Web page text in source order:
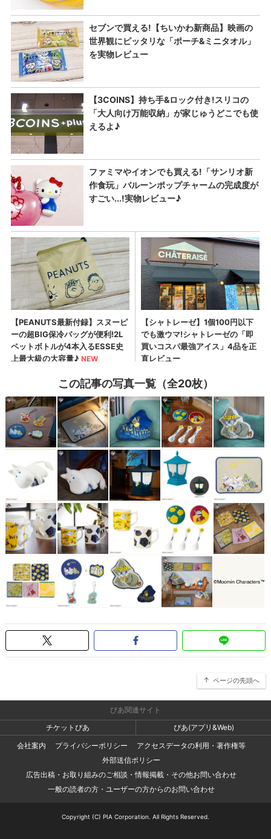
この記事の写真一覧（全20枚）
ページの先頭へ
ぴあ関連サイト
チケットぴあ
ぴあ(アプリ&Web)
会社案内
プライバシーポリシー
アクセスデータの利用・著作権等
外部送信ポリシー
広告出稿・お取り組みのご相談・情報掲載・その他お問い合わせ
一般の読者の方・ユーザーの方からのお問い合わせ
Copyright (C) PIA Corporation. All Rights Reserved.